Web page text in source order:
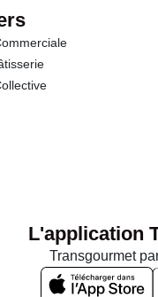
L'application
Transgourmet